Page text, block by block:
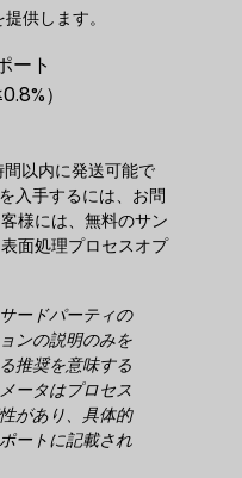
供します。
ート
）
以内に発送可能で
入手するには、お問
様には、無料のサン
面処理プロセスオプ
ードパーティの
ンの説明のみを
推奨を意味する
ータはプロセス
があり、具体的
ートに記載され